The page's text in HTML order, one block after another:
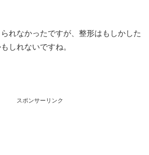
れなかったですが、整形はもしかした
しれないですね。
スポンサーリンク